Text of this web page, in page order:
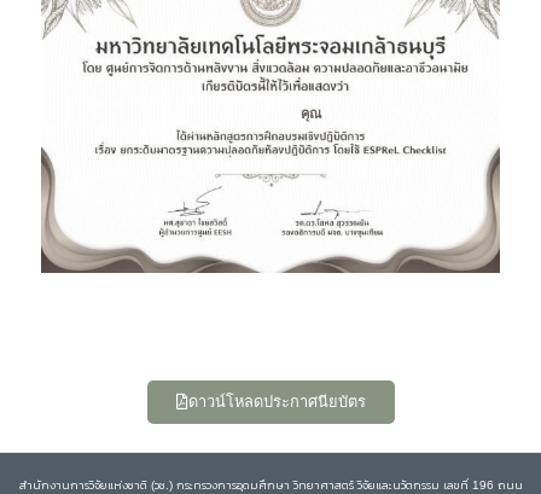
คุณ
ดาวน์โหลดประกาศนียบัตร
สำนักงานการวิจัยแห่งชาติ (วช.) กระทรวงการอุดมศึกษา วิทยาศาสตร์ วิจัยและนวัตกรรม เลขที่ 196 ถนน